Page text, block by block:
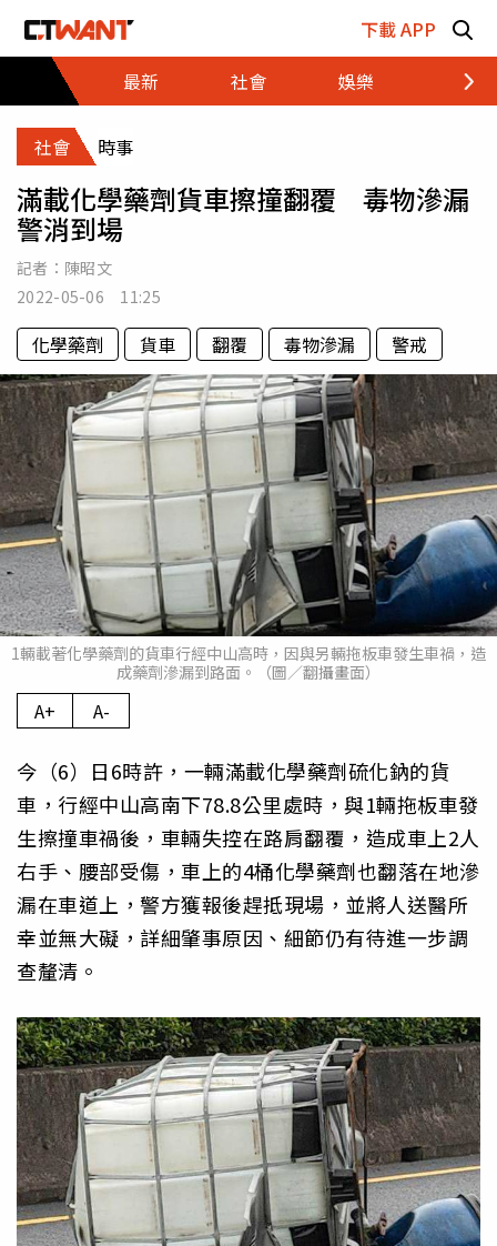
下載 APP
最新
社會 娛樂 財經
社會 時事
滿載化學藥劑貨車擦撞翻覆 毒物滲漏
警消到場
記者： 陳昭文
2022-05-06 11:25
化學藥劑 貨車 翻覆 毒物滲漏 警戒
1輛載著化學藥劑的貨車行經中山高時，因與另輛拖板車發生車禍，造
成藥劑滲漏到路面。（圖／翻攝畫面）
A+ A-
今（6）日6時許，一輛滿載化學藥劑硫化鈉的貨
車，行經中山高南下78.8公里處時，與1輛拖板車發
生擦撞車禍後，車輛失控在路肩翻覆，造成車上2人
右手、腰部受傷，車上的4桶化學藥劑也翻落在地滲
漏在車道上，警方獲報後趕抵現場，並將人送醫所
幸並無大礙，詳細肇事原因、細節仍有待進一步調
查釐清。